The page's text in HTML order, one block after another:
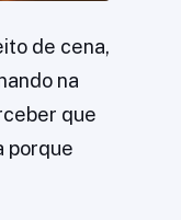
de cena,
na
que
porque